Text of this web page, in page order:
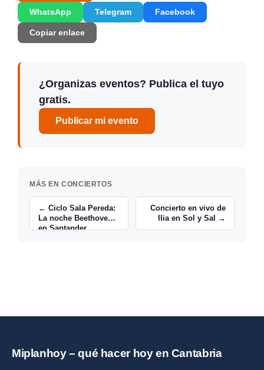
WhatsApp Telegram Facebook
Copiar enlace
¿Organizas eventos? Publica el tuyo
gratis.
Publicar mi evento
MÁS EN CONCIERTOS
← Ciclo Sala Pereda:
La noche Beethoven
en Santander
Concierto en vivo de
Ilia en Sol y Sal →
Miplanhoy – qué hacer hoy en Cantabria